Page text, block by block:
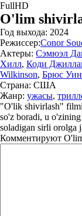
FullHD
O'lim
Год выхода: 2024
Режиссер:Conor
Актеры: Сэмюэл
Хилл, Коди
Wilkinson, Брюс
Страна: США
Жанр: ужасы,
"O'lik shivirlash"
so'z boradi, u
soladigan sirli orolga
Комментируют